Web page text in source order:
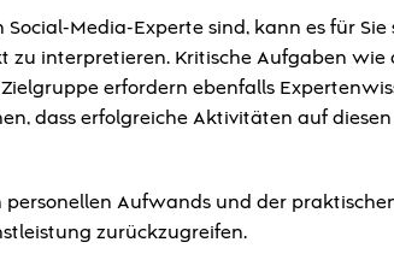
Media-Experte sind, kann es für
zu interpretieren. Kritische Aufgaben
erfordern ebenfalls
dass erfolgreiche Aktivitäten auf
Aufwands und der
zurückzugreifen.